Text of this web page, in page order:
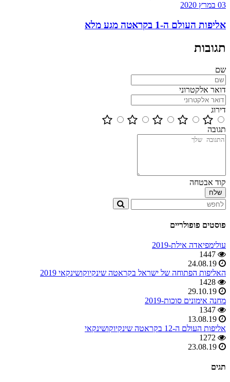
03 במרץ 2020
אליפות העולם ה-1 בקראטה מגע מלא
תגובות
שם
דואר אלקטרוני
דירוג
תגובה
קוד אבטחה
פוסטים פופולריים
עולימפיאדה אילת-2019
1447
24.08.19
האליפות הפתוחה של ישראל בקראטה שינקיוקושינקאי 2019
1428
29.10.19
מחנה אימונים סוכות-2019
1347
13.08.19
אליפות העולם ה-12 בקראטה שינקיוקושינקאי
1272
23.08.19
תגים